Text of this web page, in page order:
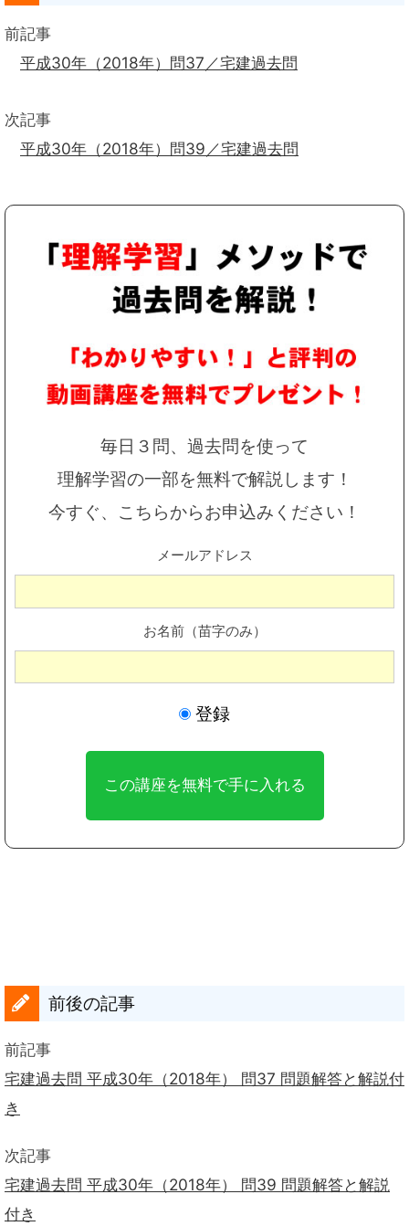
前記事
平成30年（2018年）問37／宅建過去問
次記事
平成30年（2018年）問39／宅建過去問
毎日３問、過去問を使って
理解学習の一部を無料で解説します！
今すぐ、こちらからお申込みください！
メールアドレス
お名前（苗字のみ）
登録
前後の記事
前記事
宅建過去問 平成30年（2018年） 問37 問題解答と解説付
き
次記事
宅建過去問 平成30年（2018年） 問39 問題解答と解説
付き